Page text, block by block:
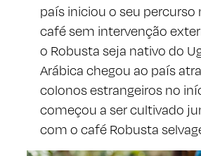
país iniciou o seu percurso
café sem intervenção
o Robusta seja nativo do
Arábica chegou ao país
colonos estrangeiros no
começou a ser cultivado
com o café Robusta